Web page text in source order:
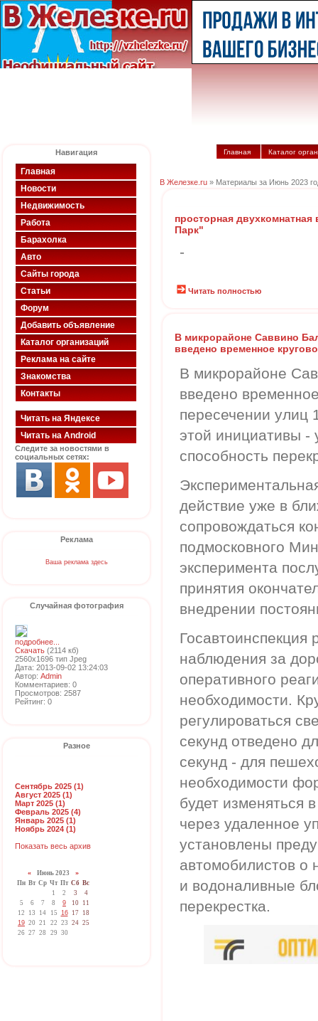
Навигация
Главная
Новости
Недвижимость
Работа
Барахолка
Авто
Сайты города
Статьи
Форум
Добавить объявление
Каталог организаций
Реклама на сайте
Знакомства
Контакты
Читать на Яндексе
Читать на Android
Следите за новостями в
социальных сетях:
Реклама
Ваша реклама здесь
Случайная фотография
подробнее...
Скачать (2114 кб)
2560x1696 тип Jpeg
Дата: 2013-09-02 13:24:03
Автор: Admin
Комментариев: 0
Просмотров: 2587
Рейтинг: 0
Разное
Сентябрь 2025 (1)
Август 2025 (1)
Март 2025 (1)
Февраль 2025 (4)
Январь 2025 (1)
Ноябрь 2024 (1)
Показать весь архив
« Июнь 2023 »
Пн Вт Ср Чт Пт Сб Вс
1
2 3
4
5
6 7 8 9 10 11
12
13 14 15 16 17 18
19 20 21 22 23 24 25
26 27 28 29 30
Главная Каталог
В Железке.ru » Материалы за Июнь 2023
просторная
Парк"
-
Читать полностью
В микрорайоне Саввино
введено временное
В микрорайоне
введено
пересечении улиц
этой инициативы -
способность
действие уже в
сопровождаться
подмосковного
эксперимента
принятия
внедрении
Госавтоинспекция
наблюдения за
оперативного
необходимости.
регулироваться
секунд отведено
секунд - для
необходимости
будет изменяться
через удаленное
установлены
автомобилистов о
и водоналивные
перекрестка.